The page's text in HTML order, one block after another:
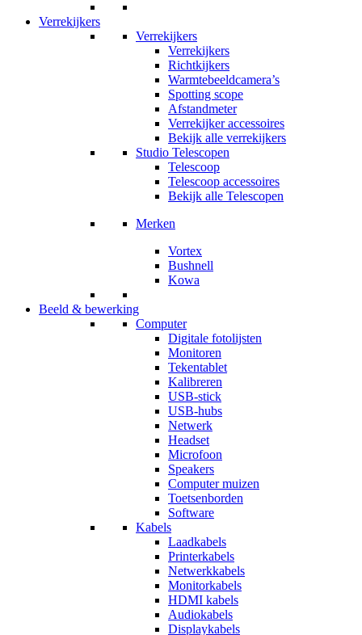
Verrekijkers
Verrekijkers
Verrekijkers
Richtkijkers
Warmtebeeldcamera’s
Spotting scope
Afstandmeter
Verrekijker accessoires
Bekijk alle verrekijkers
Studio Telescopen
Telescoop
Telescoop accessoires
Bekijk alle Telescopen
Merken
Vortex
Bushnell
Kowa
Beeld & bewerking
Computer
Digitale fotolijsten
Monitoren
Tekentablet
Kalibreren
USB-stick
USB-hubs
Netwerk
Headset
Microfoon
Speakers
Computer muizen
Toetsenborden
Software
Kabels
Laadkabels
Printerkabels
Netwerkkabels
Monitorkabels
HDMI kabels
Audiokabels
Displaykabels